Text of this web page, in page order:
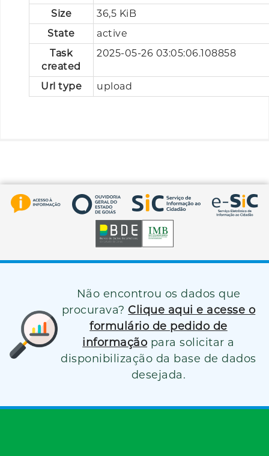
Size
36,5 KiB
State
active
Task
created
2025-05-26 03:05:06.108858
Url type upload
Não encontrou os dados que
procurava? Clique aqui e acesse o
formulário de pedido de
informação para solicitar a
disponibilização da base de dados
desejada.